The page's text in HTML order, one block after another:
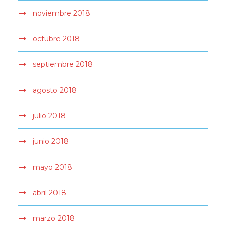
noviembre 2018
octubre 2018
septiembre 2018
agosto 2018
julio 2018
junio 2018
mayo 2018
abril 2018
marzo 2018